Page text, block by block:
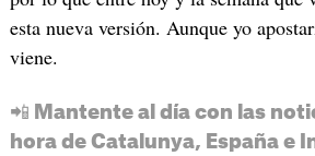
esta nueva versión. Aunque yo
viene.
📲 Mantente al día con las
hora de Catalunya, España e